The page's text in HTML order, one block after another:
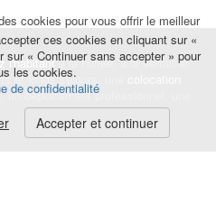
l'habitantà la nuitée, à la semaine,
et longs séjours, une
un déplacement professionnel, une
cookies pour vous offrir le meilleur
ces cookies en cliquant sur «
« Continuer sans accepter » pour
les cookies.
de confidentialité
Accepter et continuer